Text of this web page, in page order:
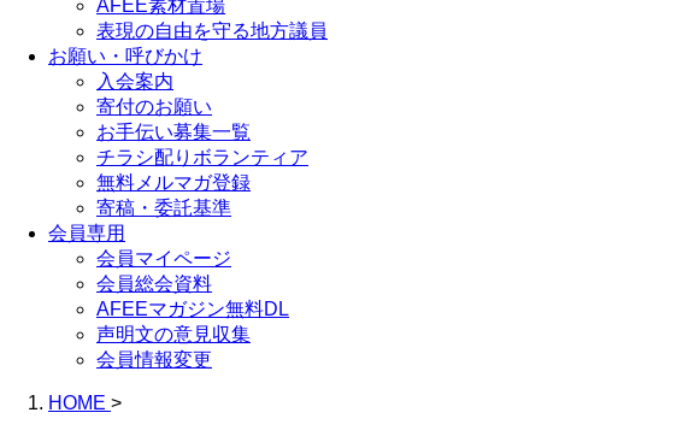
AFEE素材置場
表現の自由を守る地方議員
お願い・呼びかけ
入会案内
寄付のお願い
お手伝い募集一覧
チラシ配りボランティア
無料メルマガ登録
寄稿・委託基準
会員専用
会員マイページ
会員総会資料
AFEEマガジン無料DL
声明文の意見収集
会員情報変更
HOME >